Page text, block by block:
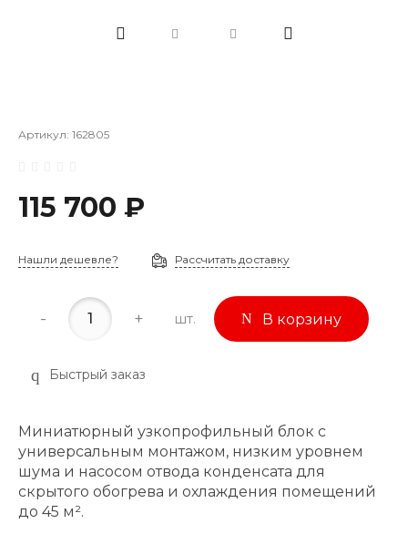
Артикул: 162805
115 700 ₽
Нашли дешевле? Рассчитать доставку
- + шт. В корзину
Быстрый заказ
Миниатюрный узкопрофильный блок с
универсальным монтажом, низким уровнем
шума и насосом отвода конденсата для
скрытого обогрева и охлаждения помещений
до 45 м².